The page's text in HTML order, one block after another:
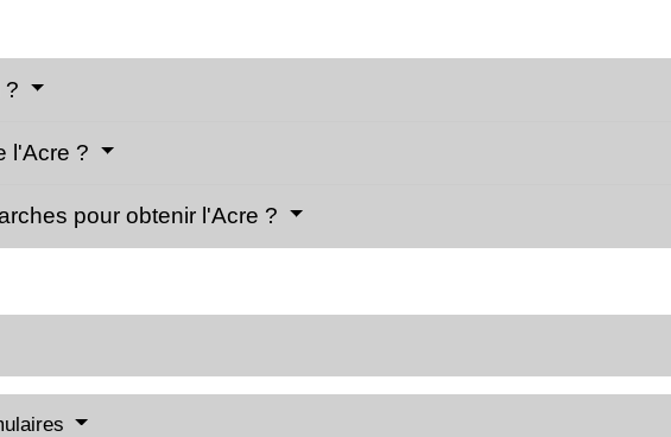
?
l'Acre ?
pour obtenir l'Acre ?